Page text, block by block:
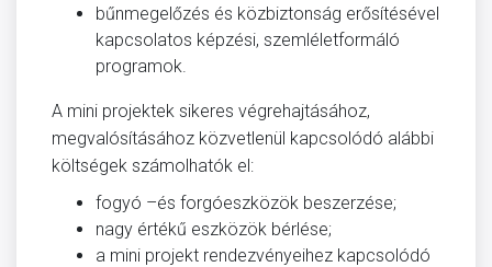
bűnmegelőzés és közbiztonság erősítésével
kapcsolatos képzési, szemléletformáló
programok.
A mini projektek sikeres végrehajtásához,
megvalósításához közvetlenül kapcsolódó alábbi
költségek számolhatók el:
fogyó –és forgóeszközök beszerzése;
nagy értékű eszközök bérlése;
a mini projekt rendezvényeihez kapcsolódó